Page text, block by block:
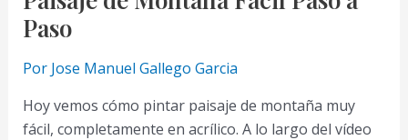
Paso
Por Jose Manuel Gallego Garcia
Hoy vemos cómo pintar paisaje de montaña muy
fácil, completamente en acrílico. A lo largo del vídeo